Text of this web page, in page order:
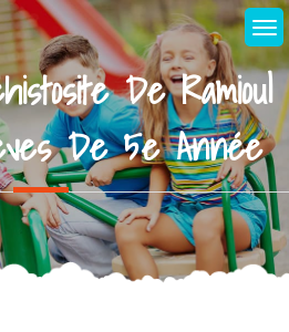
De Ramioul
De 5e Année